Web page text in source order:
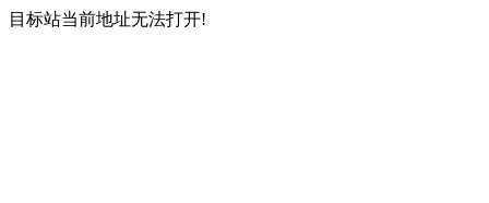
目标站当前地址无法打开!